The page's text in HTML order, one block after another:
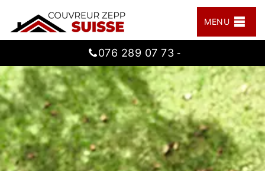
MENU
076 289 07 73 -